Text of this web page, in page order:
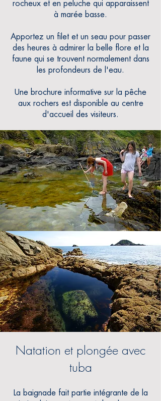
rocheux et en peluche qui apparaissent
à marée basse.
Apportez un filet et un seau pour passer
des heures à admirer la belle flore et la
faune qui se trouvent normalement dans
les profondeurs de l'eau.
Une brochure informative sur la pêche
aux rochers est disponible au centre
d'accueil des visiteurs.
Natation et plongée avec
tuba
La baignade fait partie intégrante de la